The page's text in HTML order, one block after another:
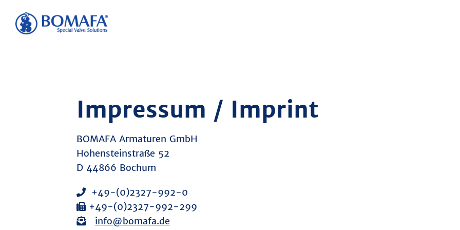
Impressum / Imprint
BOMAFA Armaturen GmbH
Hohensteinstraße 52
D 44866 Bochum
+49-(0)2327-992-0
+49-(0)2327-992-299
info@bomafa.de